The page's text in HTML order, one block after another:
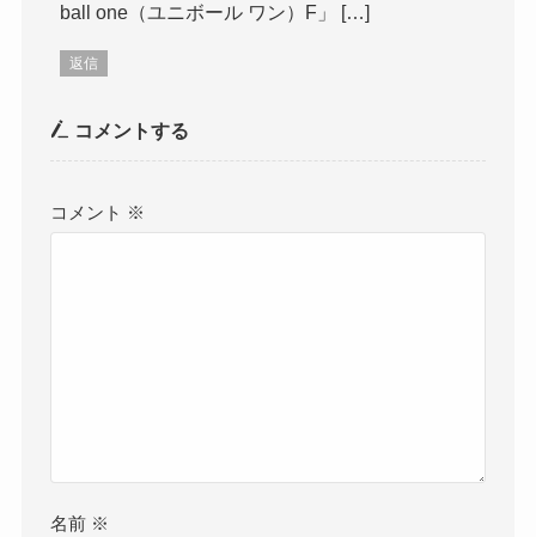
ball one（ユニボール ワン）F」 […]
返信
コメントする
コメント ※
名前 ※